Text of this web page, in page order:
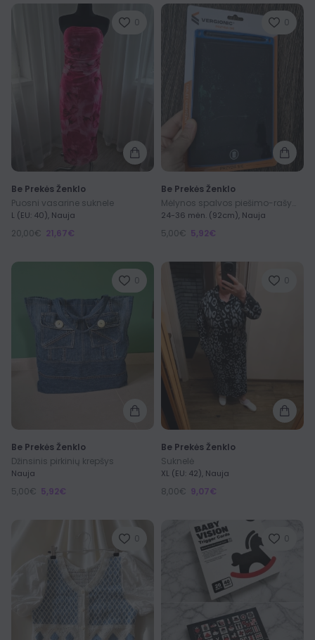
0
Be Prekės Ženklo
Puosni vasarine suknele
L (EU: 40), Nauja
20,00€ 21,67€
0
Be Prekės Ženklo
24-36 mėn. (92cm), Nauja
5,00€ 5,92€
0
Be Prekės Ženklo
Džinsinis pirkinių krepšys
Nauja
5,00€ 5,92€
0
Be Prekės Ženklo
Suknelė
XL (EU: 42), Nauja
8,00€ 9,07€
0 0